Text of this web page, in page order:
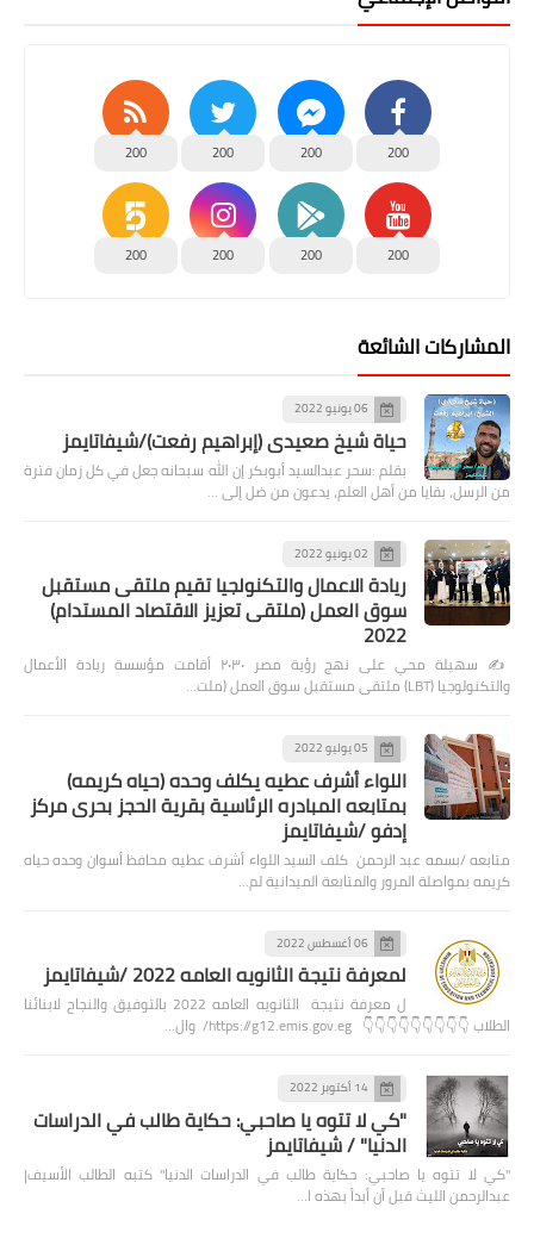
200
200
200
200
200
200
200
200
المشاركات الشائعة
06 يونيو 2022
حياة شيخ صعيدى (إبراهيم رفعت)/شيفاتايمز
بقلم :سحر عبدالسيد أبوبكر إن الله سبحانه جعل في كل زمان فترة
من الرسل، بقايا من أهل العلم، يدعون من ضل إلى …
02 يونيو 2022
ريادة الاعمال والتكنولجيا تقيم ملتقى مستقبل
سوق العمل (ملتقى تعزيز الاقتصاد المستدام)
2022
✍️ سهيلة محي على نهج رؤية مصر ٢٠٣٠ أقامت مؤسسة ريادة الأعمال
والتكنولوجيا (LBT) ملتقى مستقبل سوق العمل (ملت…
05 يوليو 2022
اللواء أشرف عطيه يكلف وحده (حياه كريمه)
بمتابعه المبادره الرئاسية بقرية الحجز بحرى مركز
إدفو /شيفاتايمز
متابعه /بسمه عبد الرحمن كلف السيد اللواء أشرف عطيه محافظ أسوان وحده حياه
كريمه بمواصلة المرور والمتابعة الميدانية لم…
06 أغسطس 2022
لمعرفة نتيجة الثانويه العامه 2022 /شيفاتايمز
ل معرفة نتيجة الثانويه العامه 2022 بالتوفيق والنجاح لابنائنا
الطلاب 👇👇👇👇👇👇👇👇👇 https://g12.emis.gov.eg/ وال…
14 أكتوبر 2022
"كي لا تتوه يا صاحبي: حكاية طالب في الدراسات
الدنيا" / شيفاتايمز
"كي لا تتوه يا صاحبي: حكاية طالب في الدراسات الدنيا" كتبه الطالب الأسيف|
عبدالرحمن الليث قبل أن أبدأ بهذه ا…